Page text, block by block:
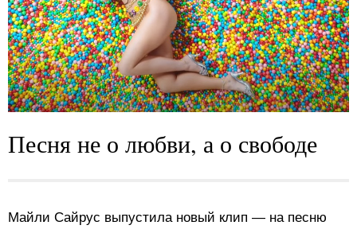
Песня не о любви, а о свободе
Майли Сайрус выпустила новый клип — на песню